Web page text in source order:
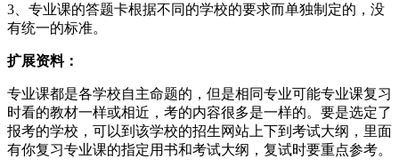
3、专业课的答题卡根据不同的学校的要求而单独制定的，没
有统一的标准。
扩展资料：
专业课都是各学校自主命题的，但是相同专业可能专业课复习
时看的教材一样或相近，考的内容很多是一样的。要是选定了
报考的学校，可以到该学校的招生网站上下到考试大纲，里面
有你复习专业课的指定用书和考试大纲，复试时要重点参考。